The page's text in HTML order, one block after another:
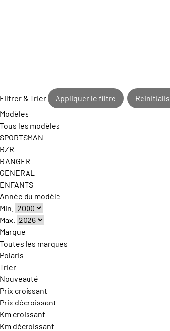
Filtrer & Trier
Appliquer le filtre
Modèles
Tous les modèles
SPORTSMAN
RZR
RANGER
GENERAL
ENFANTS
Année du modèle
Min.
Max.
Marque
Toutes les marques
Polaris
Trier
Nouveauté
Prix croissant
Prix décroissant
Km croissant
Km décroissant